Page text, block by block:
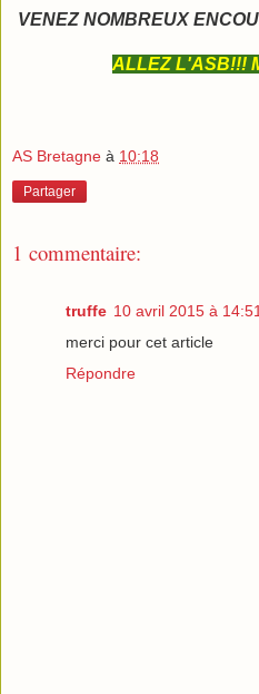
VENEZ NOMBREUX
ALLEZ L'ASB!!!
AS Bretagne à 10:18
Partager
1 commentaire:
truffe 10 avril 2015 à
merci pour cet article
Répondre